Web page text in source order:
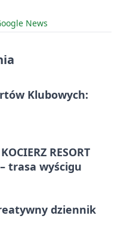
News
Klubowych:
RESORT
trasa wyścigu
dziennik